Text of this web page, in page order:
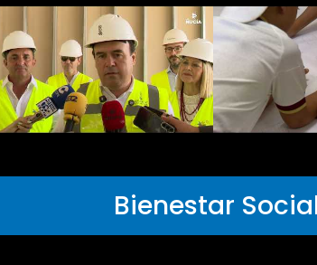
Bienestar